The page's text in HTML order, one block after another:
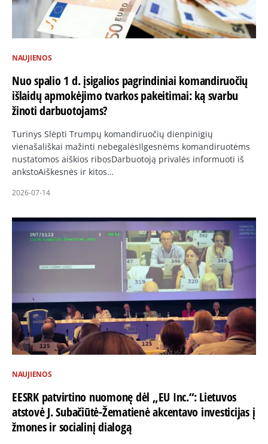
NAUJIENOS
Nuo spalio 1 d. įsigalios pagrindiniai komandiruočių
išlaidų apmokėjimo tvarkos pakeitimai: ką svarbu
žinoti darbuotojams?
Turinys Slėpti Trumpų komandiruočių dienpinigių
vienašališkai mažinti nebegalėsIlgesnėms komandiruotėms
nustatomos aiškios ribosDarbuotoją privalės informuoti iš
ankstoAiškesnės ir kitos…
2026-07-14
NAUJIENOS
EESRK patvirtino nuomonę dėl „EU Inc.“: Lietuvos
atstovė J. Subačiūtė-Žematienė akcentavo investicijas į
žmones ir socialinį dialogą